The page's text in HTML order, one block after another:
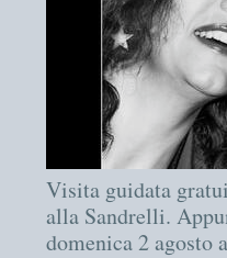
Visita guidata
alla Sandrelli.
domenica 2 agosto